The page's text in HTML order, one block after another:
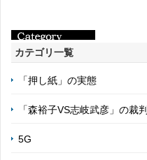
カテゴリ一覧
「押し紙」の実態
「森裕子VS志岐武彦」の裁判
5G